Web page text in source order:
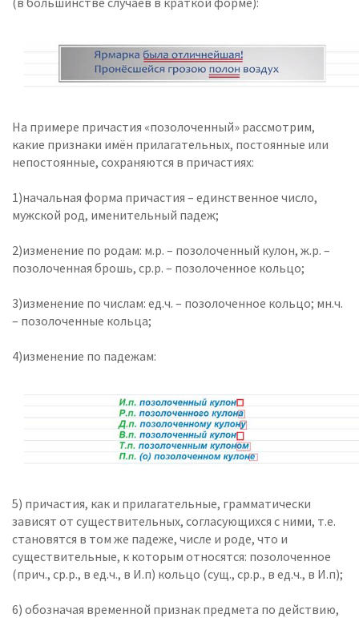
На примере причастия «позолоченный» рассмотрим,
какие признаки имён прилагательных, постоянные или
непостоянные, сохраняются в причастиях:
1)начальная форма причастия – единственное число,
мужской род, именительный падеж;
2)изменение по родам: м.р. – позолоченный кулон, ж.р. –
позолоченная брошь, ср.р. – позолоченное кольцо;
3)изменение по числам: ед.ч. – позолоченное кольцо; мн.ч.
– позолоченные кольца;
4)изменение по падежам:
5) причастия, как и прилагательные, грамматически
зависят от существительных, согласующихся с ними, т.е.
становятся в том же падеже, числе и роде, что и
существительные, к которым относятся: позолоченное
(прич., ср.р., в ед.ч., в И.п) кольцо (сущ., ср.р., в ед.ч., в И.п);
6) обозначая временной признак предмета по действию,